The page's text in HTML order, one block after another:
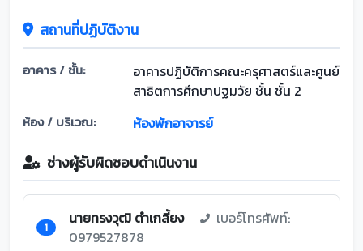
สถานที่ปฏิบัติงาน
อาคาร / ชั้น:
อาคารปฏิบัติการคณะครุศาสตร์และศูนย์
สาธิตการศึกษาปฐมวัย ชั้น ชั้น 2
ห้อง / บริเวณ: ห้องพักอาจารย์
ช่างผู้รับผิดชอบดำเนินงาน
1 นายทรงวุฒิ ดำเกลี้ยง
เบอร์โทรศัพท์:
0979527878